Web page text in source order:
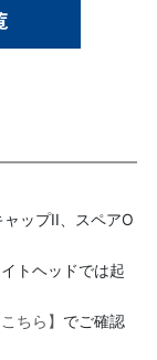
ップII、スペアO
トヘッドでは起
こちら】 でご確認